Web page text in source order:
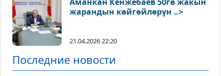
жарандын көйгөйлөрүн ..>
21.04.2026 22:20
Последние новости